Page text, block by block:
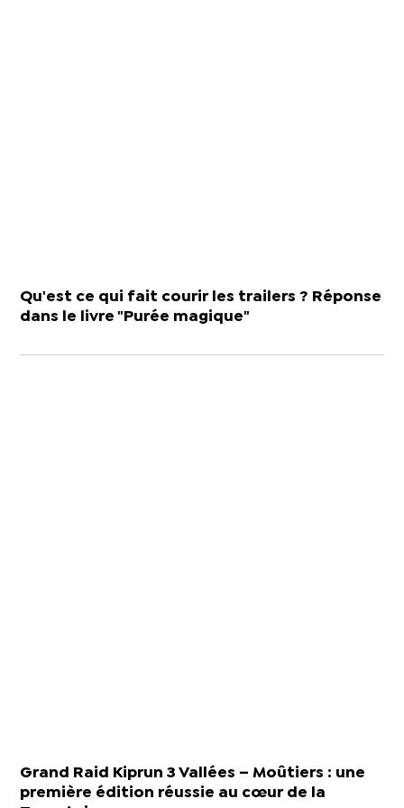
Qu'est ce qui fait courir les trailers ? Réponse
dans le livre "Purée magique"
Grand Raid Kiprun 3 Vallées – Moûtiers : une
première édition réussie au cœur de la